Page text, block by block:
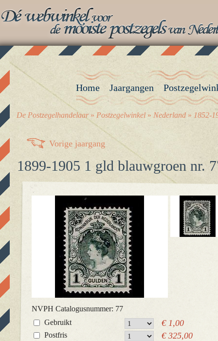
Vorige jaargang
1899-1905 1 gld blauwgroen nr.
NVPH Catalogusnummer: 77
Gebruikt
€ 1,00
Postfris € 325,00
Home Jaargangen
De Postzegelhandelaar» Postzegelwinkel » Nederland » 1852-